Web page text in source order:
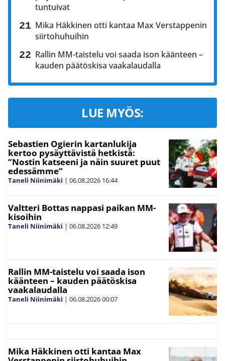
tuntuivat
Mika Häkkinen otti kantaa Max Verstappenin
siirtohuhuihin
Rallin MM-taistelu voi saada ison käänteen –
kauden päätöskisa vaakalaudalla
LUE MYÖS:
Sebastien Ogierin kartanlukija
kertoo pysäyttävistä hetkistä:
”Nostin katseeni ja näin suuret puut
edessämme”
Taneli Niinimäki | 06.08.2026 16:44
Valtteri Bottas nappasi paikan MM-
kisoihin
Taneli Niinimäki | 06.08.2026 12:49
Rallin MM-taistelu voi saada ison
käänteen – kauden päätöskisa
vaakalaudalla
Taneli Niinimäki | 06.08.202600:07
Mika Häkkinen otti kantaa Max